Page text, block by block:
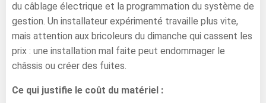
du câblage électrique et la programmation du système de
gestion. Un installateur expérimenté travaille plus vite,
mais attention aux bricoleurs du dimanche qui cassent les
prix : une installation mal faite peut endommager le
châssis ou créer des fuites.
Ce qui justifie le coût du matériel :